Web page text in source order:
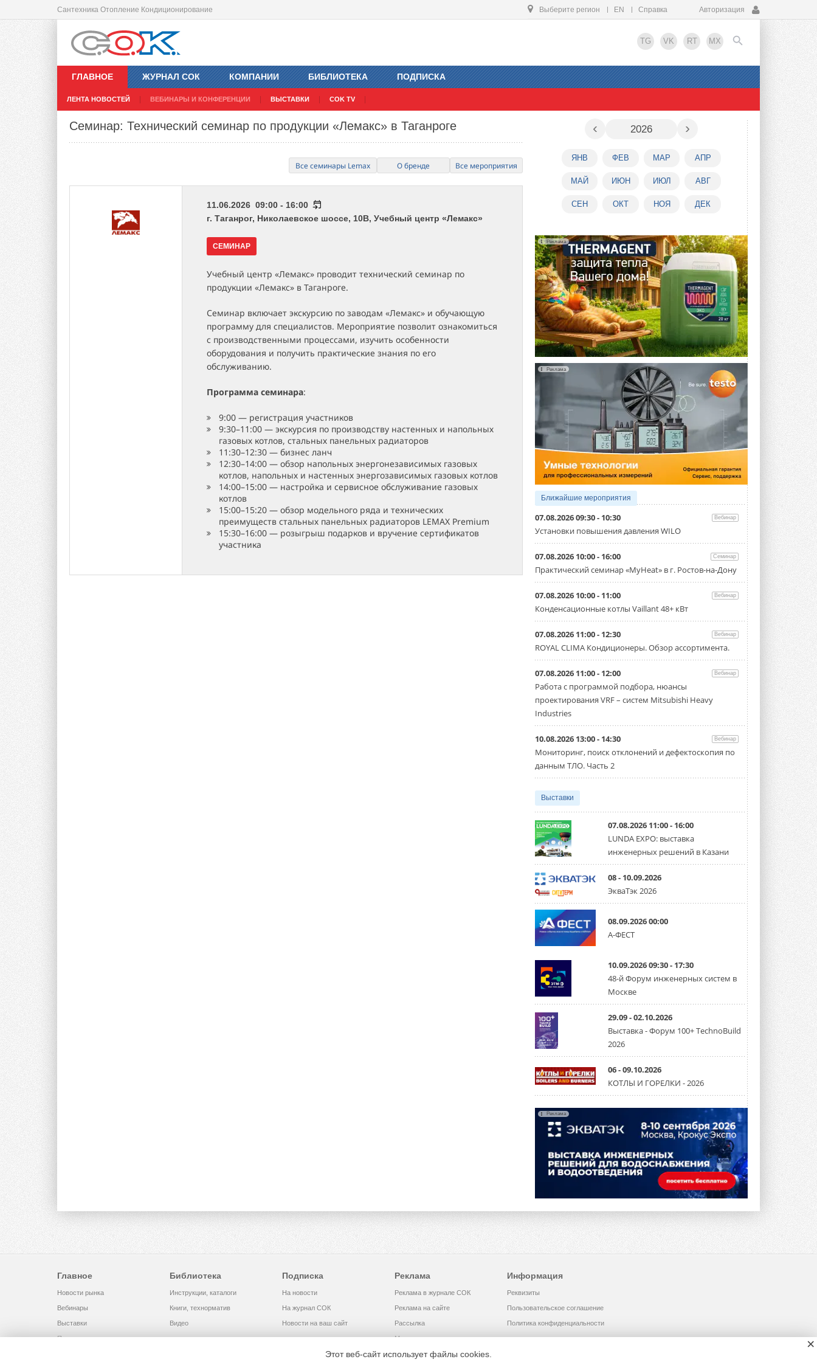
Сантехника Отопление Кондиционирование Выберите регион EN Справка Авторизация
TG VK RT MX
ГЛАВНОЕ
ЛЕНТА НОВОСТЕЙ ВЕБИНАРЫ И КОНФЕРЕНЦИИ ВЫСТАВКИ COK TV
ЖУРНАЛ СОК КОМПАНИИ БИБЛИОТЕКА ПОДПИСКА
EN
Семинар: Технический семинар по продукции «Лемакс» в Таганроге
Все семинары Lemax О бренде Все мероприятия
11.06.2026 09:00 - 16:00
г. Таганрог, Николаевское шоссе, 10В, Учебный центр «Лемакс»
СЕМИНАР
Учебный центр «Лемакс» проводит технический семинар по
продукции «Лемакс» в Таганроге.
Семинар включает экскурсию по заводам «Лемакс» и обучающую
программу для специалистов. Мероприятие позволит ознакомиться
с производственными процессами, изучить особенности
оборудования и получить практические знания по его
обслуживанию.
Программа семинара:
9:00 — регистрация участников
9:30–11:00 — экскурсия по производству настенных и напольных
газовых котлов, стальных панельных радиаторов
11:30–12:30 — бизнес ланч
12:30–14:00 — обзор напольных энергонезависимых газовых
котлов, напольных и настенных энергозависимых газовых котлов
14:00–15:00 — настройка и сервисное обслуживание газовых
котлов
15:00–15:20 — обзор модельного ряда и технических
преимуществ стальных панельных радиаторов LEMAX Premium
15:30–16:00 — розыгрыш подарков и вручение сертификатов
участника
‹ 2026 ›
ЯНВ ФЕВ МАР АПР
МАЙ ИЮН ИЮЛ АВГ
СЕН ОКТ НОЯ ДЕК
Реклама
Реклама
Ближайшие мероприятия
07.08.2026 09:30 - 10:30 Вебинар
Установки повышения давления WILO
07.08.2026 10:00 - 16:00 Семинар
Практический семинар «MyHeat» в г. Ростов-на-Дону
07.08.2026 10:00 - 11:00 Вебинар
Конденсационные котлы Vaillant 48+ кВт
07.08.2026 11:00 - 12:30 Вебинар
ROYAL CLIMA Кондиционеры. Обзор ассортимента.
07.08.2026 11:00 - 12:00 Вебинар
Работа с программой подбора, нюансы
проектирования VRF – систем Mitsubishi Heavy
Industries
10.08.2026 13:00 - 14:30 Вебинар
Мониторинг, поиск отклонений и дефектоскопия по
данным ТЛО. Часть 2
Выставки
07.08.2026 11:00 - 16:00
LUNDA EXPO: выставка
инженерных решений в Казани
08 - 10.09.2026
ЭкваТэк 2026
08.09.2026 00:00
А-ФЕСТ
10.09.2026 09:30 - 17:30
48-й Форум инженерных систем в
Москве
29.09 - 02.10.2026
Выставка - Форум 100+ TechnoBuild
2026
06 - 09.10.2026
КОТЛЫ И ГОРЕЛКИ - 2026
Реклама
Главное
Новости рынка
Вебинары
Выставки
Помощь
Библиотека
Инструкции, каталоги
Книги, технорматив
Видео
Подписка
На новости
На журнал СОК
Новости на ваш сайт
Реклама
Реклама в журнале СОК
Реклама на сайте
Рассылка
Медиакит
Информация
Реквизиты
Пользовательское соглашение
Политика конфиденциальности
Этот веб-сайт использует файлы cookies.
×